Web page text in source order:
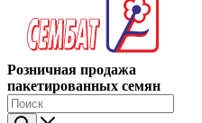
Розничная продажа
пакетированных семян